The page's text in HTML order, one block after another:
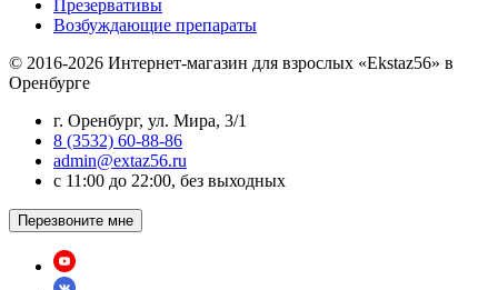
Презервативы
Возбуждающие препараты
© 2016-2026 Интернет-магазин для взрослых «Ekstaz56» в
Оренбурге
г. Оренбург, ул. Мира, 3/1
8 (3532) 60-88-86
admin@extaz56.ru
c 11:00 до 22:00, без выходных
Перезвоните мне